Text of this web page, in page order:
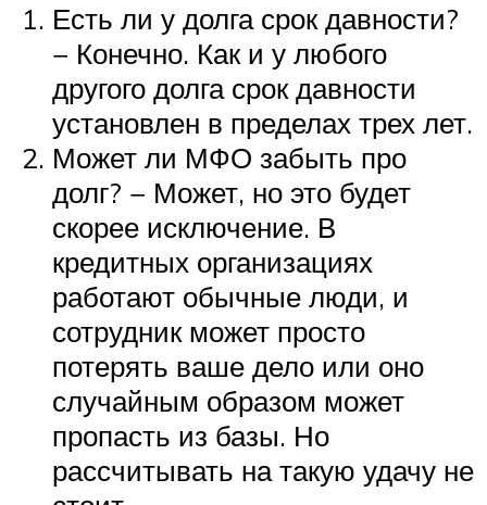
Есть ли у долга срок давности?
− Конечно. Как и у любого
другого долга срок давности
установлен в пределах трех лет.
Может ли МФО забыть про
долг? − Может, но это будет
скорее исключение. В
кредитных организациях
работают обычные люди, и
сотрудник может просто
потерять ваше дело или оно
случайным образом может
пропасть из базы. Но
рассчитывать на такую удачу не